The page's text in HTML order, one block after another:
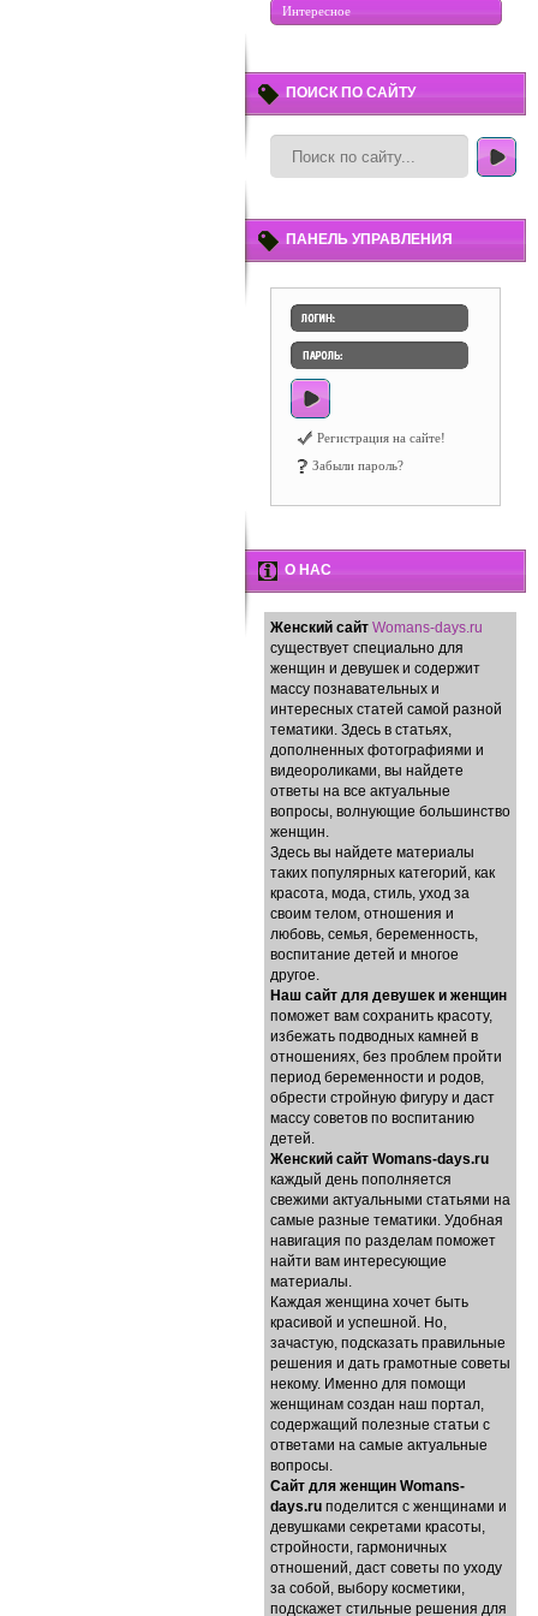
Интересное
ПОИСК ПО САЙТУ
ПАНЕЛЬ УПРАВЛЕНИЯ
Регистрация на сайте!
Забыли пароль?
О НАС
Женский сайт Womans-days.ru
существует специально для
женщин и девушек и содержит
массу познавательных и
интересных статей самой разной
тематики. Здесь в статьях,
дополненных фотографиями и
видеороликами, вы найдете
ответы на все актуальные
вопросы, волнующие большинство
женщин.
Здесь вы найдете материалы
таких популярных категорий, как
красота, мода, стиль, уход за
своим телом, отношения и
любовь, семья, беременность,
воспитание детей и многое
другое.
Наш сайт для девушек и женщин
поможет вам сохранить красоту,
избежать подводных камней в
отношениях, без проблем пройти
период беременности и родов,
обрести стройную фигуру и даст
массу советов по воспитанию
детей.
Женский сайт Womans-days.ru
каждый день пополняется
свежими актуальными статьями на
самые разные тематики. Удобная
навигация по разделам поможет
найти вам интересующие
материалы.
Каждая женщина хочет быть
красивой и успешной. Но,
зачастую, подсказать правильные
решения и дать грамотные советы
некому. Именно для помощи
женщинам создан наш портал,
содержащий полезные статьи с
ответами на самые актуальные
вопросы.
Cайт для женщин Womans-
days.ru поделится с женщинами и
девушками секретами красоты,
стройности, гармоничных
отношений, даст советы по уходу
за собой, выбору косметики,
подскажет стильные решения для